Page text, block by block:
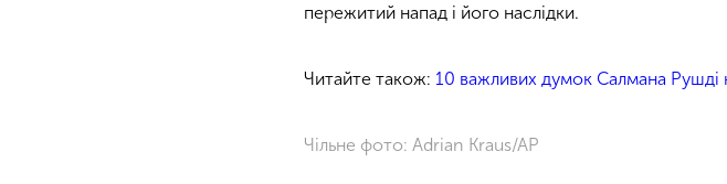
пережитий напад і його наслідки.
Читайте також: 10 важливих думок Салмана Рушді
Чільне фото: Adrian Kraus/AP